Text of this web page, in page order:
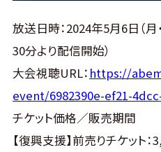
放送日時：2024年5月6日（月
30分より配信開始）
大会視聴URL： https://
event/6982390e-ef21-
チケット価格／販売期間
【復興支援】前売りチケット